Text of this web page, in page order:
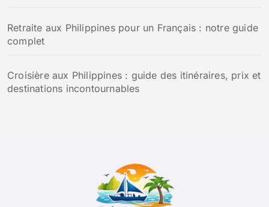
Retraite aux Philippines pour un Français : notre guide
complet
Croisière aux Philippines : guide des itinéraires, prix et
destinations incontournables